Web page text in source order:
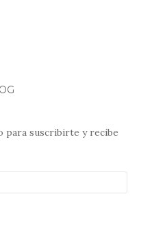
suscribirte y recibe